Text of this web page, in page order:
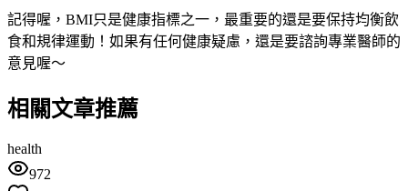
記得喔，BMI只是健康指標之一，最重要的還是要保持均衡飲
食和規律運動！如果有任何健康疑慮，還是要諮詢專業醫師的
意見喔～
相關文章推薦
health
972